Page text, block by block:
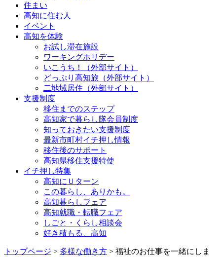
住まい
高知に住む人
イベント
高知を体験
お試し滞在施設
ワーキングホリデー
いこうち！（外部サイト）
どっぷり高知旅（外部サイト）
二地域居住（外部サイト）
支援制度
移住までのステップ
高知家で暮らし隊会員制度
知っておきたい支援制度
最新市町村イチ押し情報
移住後のサポート
高知県移住支援特使
イチ押し特集
高知にＵターン
この暮らし、ありかも。
高知暮らしフェア
高知就職・転職フェア
しごと・くらし相談会
好き積もる、高知
トップページ > 多様な働き方 > 福祉のお仕事を一緒にしま